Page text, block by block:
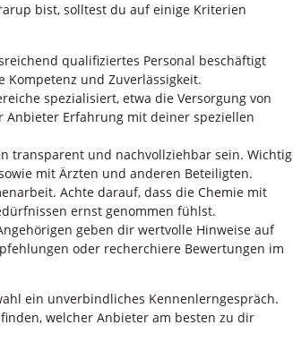
bist, solltest du auf einige Kriterien
qualifiziertes Personal beschäftigt
und Zuverlässigkeit.
spezialisiert, etwa die Versorgung von
Anbieter Erfahrung mit deiner speziellen
transparent und nachvollziehbar sein. Wichtig
mit Ärzten und anderen Beteiligten.
Achte darauf, dass die Chemie mit
ernst genommen fühlst.
geben dir wertvolle Hinweise auf
oder recherchiere Bewertungen im
ein unverbindliches Kennenlerngespräch.
welcher Anbieter am besten zu dir